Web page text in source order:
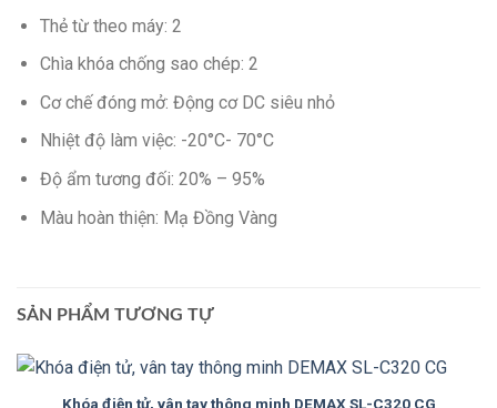
Thẻ từ theo máy: 2
Chìa khóa chống sao chép: 2
Cơ chế đóng mở: Động cơ DC siêu nhỏ
Nhiệt độ làm việc: -20°C- 70°C
Độ ẩm tương đối: 20% – 95%
Màu hoàn thiện: Mạ Đồng Vàng
SẢN PHẨM TƯƠNG TỰ
Khóa điện tử, vân tay thông minh DEMAX SL-C320 CG